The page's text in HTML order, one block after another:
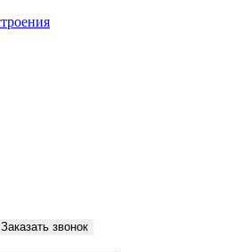
Заказать звонок